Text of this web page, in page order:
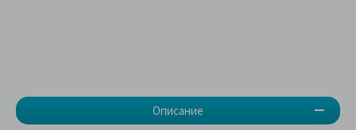
Описание